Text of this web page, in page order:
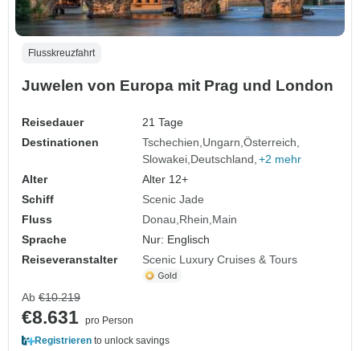
Flusskreuzfahrt
Juwelen von Europa mit Prag und London
Reisedauer
21 Tage
Destinationen
Tschechien Ungarn Österreich
Slowakei Deutschland +2 mehr
Alter
Alter 12+
Schiff
Scenic Jade
Fluss
Donau Rhein Main
Sprache
Nur: Englisch
Reiseveranstalter
Scenic Luxury Cruises & Tours
Ab €10.219
€8.631 pro Person
Registrieren to unlock savings